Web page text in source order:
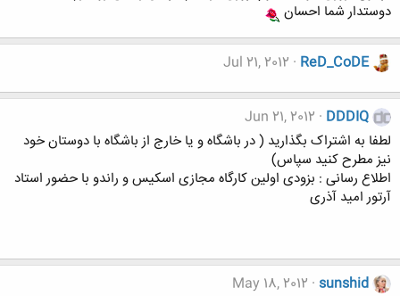
دوستدار شما احسان
ReD_CoDE
Jul 21, 2012
DDDIQ
Jun 21, 2012
لطفا به اشتراک بگذارید ( در باشگاه و یا خارج از باشگاه با دوستان خود
نیز مطرح کنید سپاس)
اطلاع رسانی : بزودی اولین کارگاه مجازی اسکیس و راندو با حضور استاد
آرتور امید آذری
sunshid
May 18, 2012